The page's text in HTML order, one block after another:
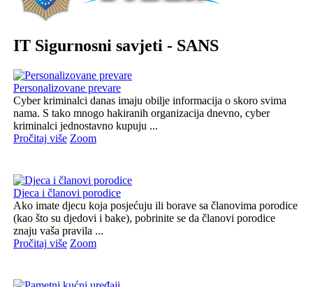
IT Sigurnosni savjeti - SANS
Personalizovane prevare
Cyber kriminalci danas imaju obilje informacija o skoro svima
nama. S tako mnogo hakiranih organizacija dnevno, cyber
kriminalci jednostavno kupuju ...
Pročitaj više Zoom
Djeca i članovi porodice
Ako imate djecu koja posjećuju ili borave sa članovima porodice
(kao što su djedovi i bake), pobrinite se da članovi porodice
znaju vaša pravila ...
Pročitaj više Zoom